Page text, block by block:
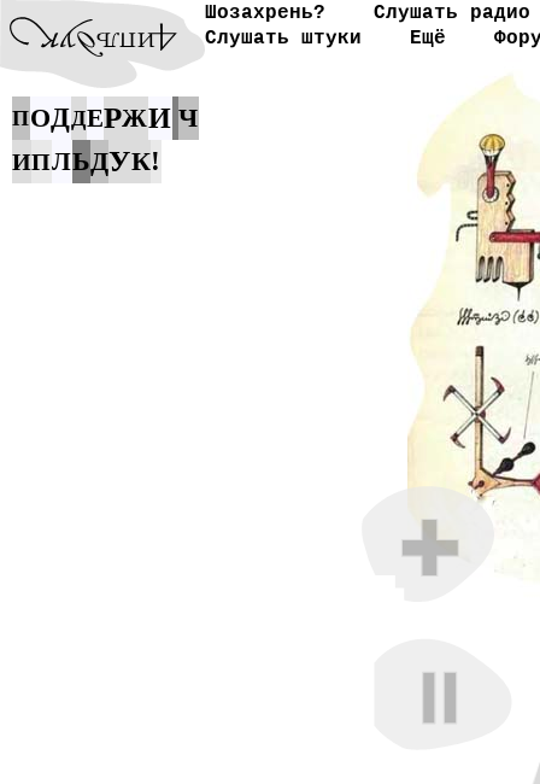
Шозахрень?
Слушать радио
Слушать штуки
Ещё
ПОДДЕРЖИ Ч
ИПЛЬДУК!